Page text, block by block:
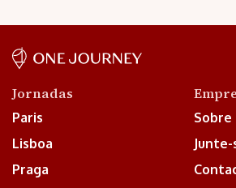
Jornadas
Paris
Lisboa
Praga
Sobre